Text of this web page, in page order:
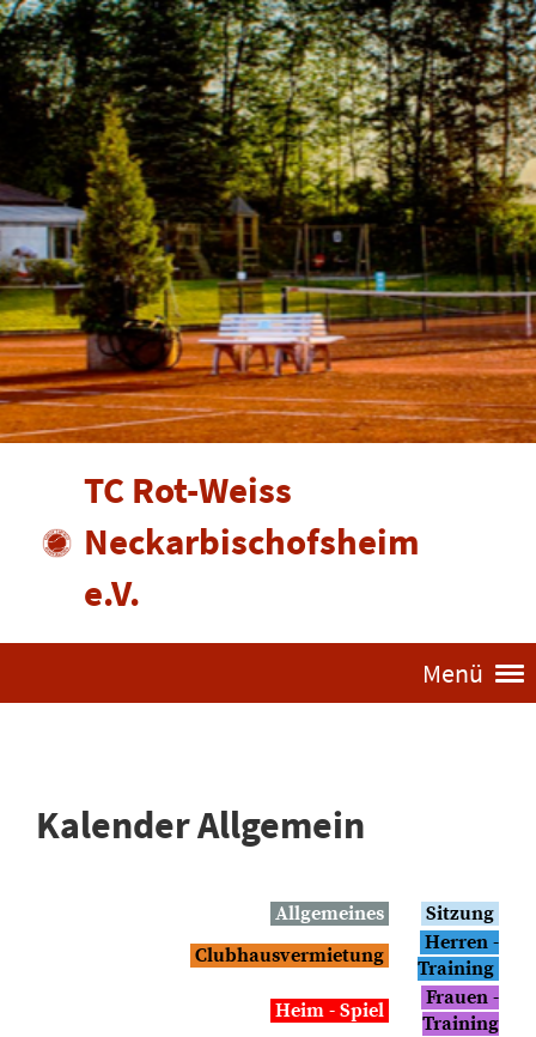
TC Rot-Weiss
Neckarbischofsheim
e.V.
Menü
Kalender Allgemein
Allgemeines
Sitzung
Clubhausvermietung
Herren -
Training
Heim - Spiel
Frauen -
Training